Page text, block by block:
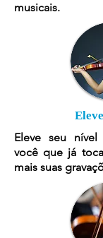
musicais.
Eleve seu
você que já
mais suas